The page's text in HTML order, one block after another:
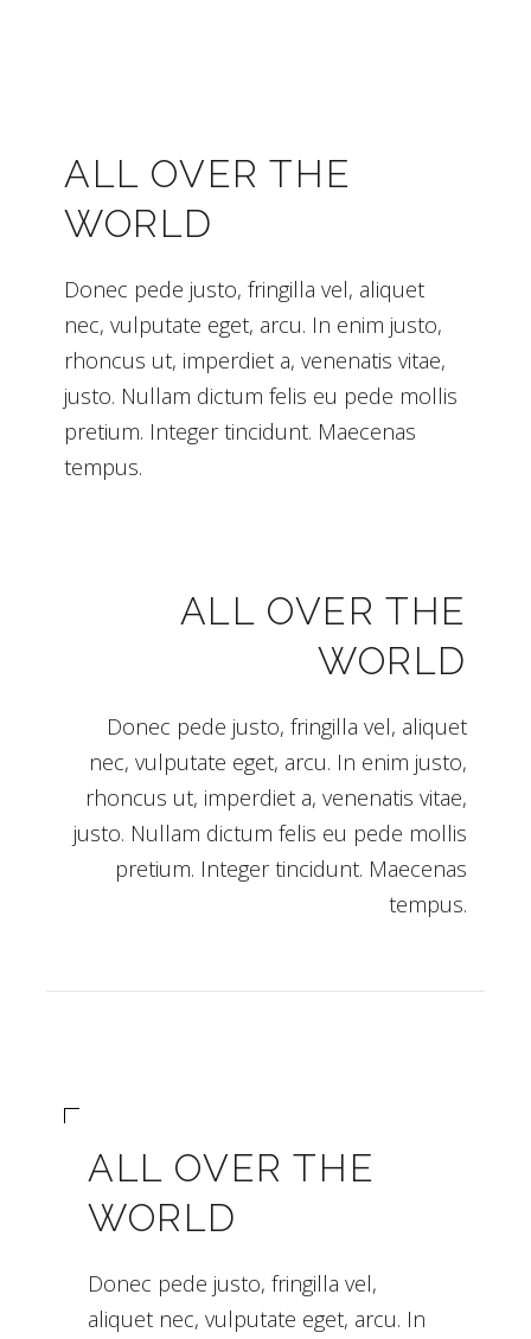
ALL OVER THE
WORLD
Donec pede justo, fringilla vel, aliquet
nec, vulputate eget, arcu. In enim justo,
rhoncus ut, imperdiet a, venenatis vitae,
justo. Nullam dictum felis eu pede mollis
pretium. Integer tincidunt. Maecenas
tempus.
ALL OVER THE
WORLD
Donec pede justo, fringilla vel, aliquet
nec, vulputate eget, arcu. In enim justo,
rhoncus ut, imperdiet a, venenatis vitae,
justo. Nullam dictum felis eu pede mollis
pretium. Integer tincidunt. Maecenas
tempus.
ALL OVER THE
WORLD
Donec pede justo, fringilla vel,
aliquet nec, vulputate eget, arcu. In